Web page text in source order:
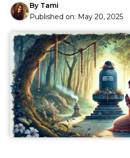
By Tami
Published on: May 20, 2025